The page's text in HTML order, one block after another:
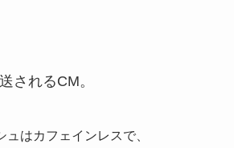
されるCM。
ュはカフェインレスで、